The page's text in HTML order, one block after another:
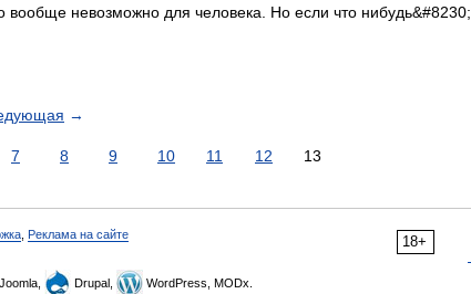
невозможно для человека. Но если что нибудь&#8230;
→
7 8 9 10 11 12 13
18+
Реклама на сайте
Joomla, Drupal, WordPress, MODx.